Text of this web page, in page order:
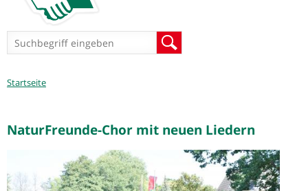
Suchformular
Sie
Startseite
NaturFreunde-Chor mit neuen Liedern